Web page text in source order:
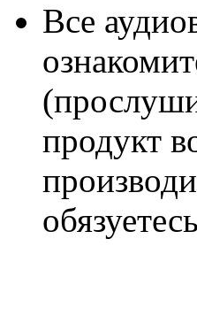
Все
продукт